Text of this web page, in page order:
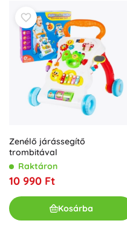
Zenélő járássegítő
trombitával
Raktáron
10 990 Ft
Kosárba